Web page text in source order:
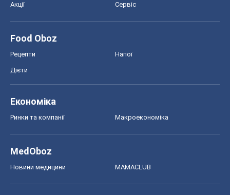
Акції Сервіс
Food Oboz
Рецепти Напої
Дієти
Економіка
Ринки та компанії Макроекономіка
MedOboz
Новини медицини MAMACLUB